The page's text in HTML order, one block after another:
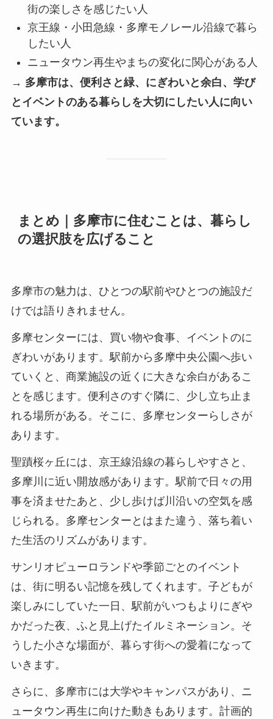
街の楽しさを感じたい人
京王線・小田急線・多摩モノレール沿線で暮ら
したい人
ニュータウン再生やまちの変化に関心がある人
→ 多摩市は、便利さと緑、にぎわいと余白、学び
とイベントのある暮らしを大切にしたい人に向い
ています。
まとめ｜多摩市に住むことは、暮らし
の選択肢を広げること
多摩市の魅力は、ひとつの駅前やひとつの施設だ
けでは語りきれません。
多摩センターには、買い物や食事、イベントのに
ぎわいがあります。駅前から多摩中央公園へ歩い
ていくと、商業施設の近くに大きな余白があるこ
とを感じます。便利さのすぐ隣に、少し立ち止ま
れる場所がある。そこに、多摩センターらしさが
あります。
聖蹟桜ヶ丘には、京王線沿線の暮らしやすさと、
多摩川に近い開放感があります。駅前で日々の用
事を済ませたあと、少し歩けば川沿いの空気を感
じられる。多摩センターとはまた違う、落ち着い
た生活のリズムがあります。
サンリオピューロランドや季節ごとのイベント
は、街に明るい記憶を残してくれます。子どもが
楽しみにしていた一日、駅前がいつもよりにぎや
かだった夜、ふと見上げたイルミネーション。そ
うした小さな場面が、暮らす街への愛着になって
いきます。
さらに、多摩市には大学やキャンパスがあり、ニ
ュータウン再生に向けた動きもあります。計画的